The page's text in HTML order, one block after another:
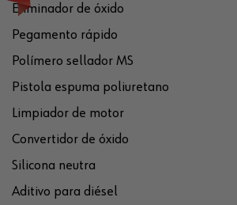
Eliminador de óxido
Pegamento rápido
Polímero sellador MS
Pistola espuma poliuretano
Limpiador de motor
Convertidor de óxido
Silicona neutra
Aditivo para diésel